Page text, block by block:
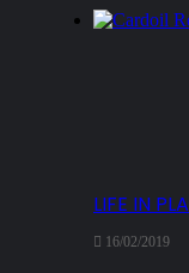
LIFE IN
16/02/2019